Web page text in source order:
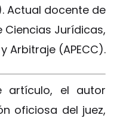
Actual docente de
Ciencias Jurídicas,
Arbitraje (APECC).
artículo, el autor
oficiosa del juez,